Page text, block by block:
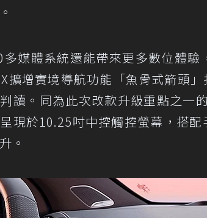
多媒體系統還能帶來更多數位體
擴增實境導航功能「魚骨式箭頭
讀。同為此次改款升級重點之一
現於10.25吋中控觸控螢幕，搭
。